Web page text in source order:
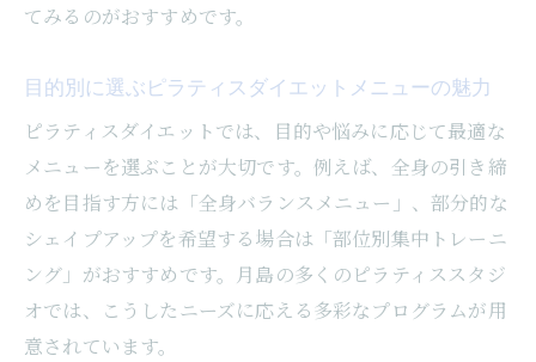
てみるのがおすすめです。
目的別に選ぶピラティスダイエットメニューの魅力
ピラティスダイエットでは、目的や悩みに応じて最適な
メニューを選ぶことが大切です。例えば、全身の引き締
めを目指す方には「全身バランスメニュー」、部分的な
シェイプアップを希望する場合は「部位別集中トレーニ
ング」がおすすめです。月島の多くのピラティススタジ
オでは、こうしたニーズに応える多彩なプログラムが用
意されています。